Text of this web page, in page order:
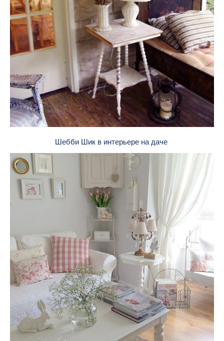
Шебби Шик в интерьере на даче